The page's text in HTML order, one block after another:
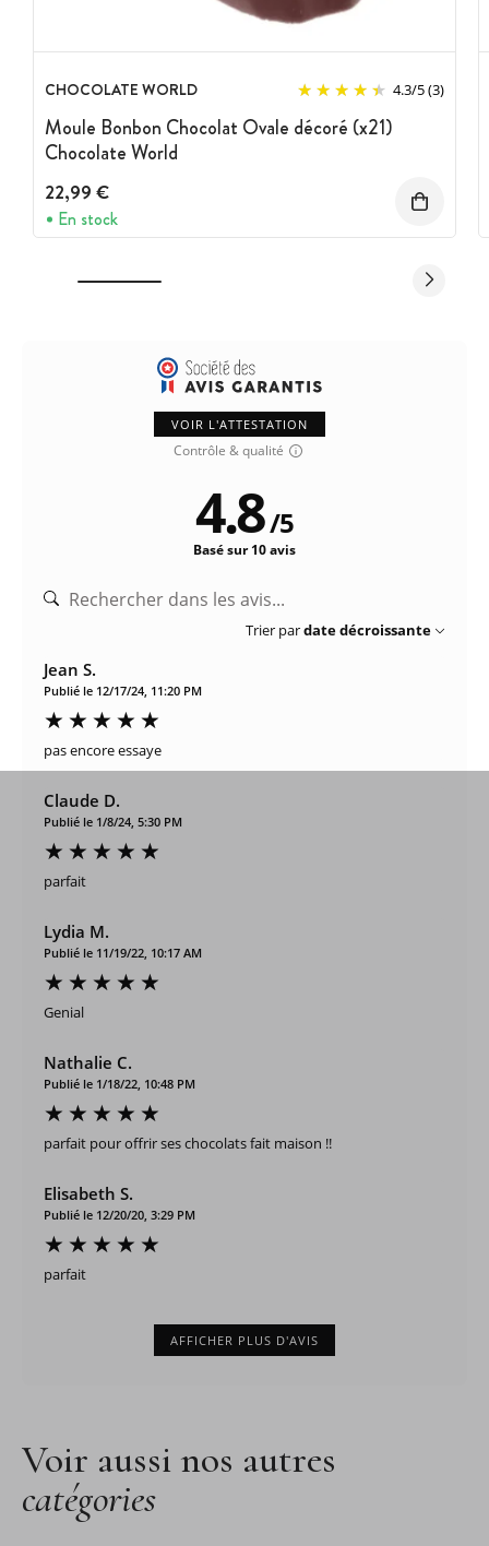
CHOCOLATE WORLD 4.3/5(3)
Moule Bonbon Chocolat Ovale décoré (x21)
Chocolate World
22,99 €
En stock
VOIR L'ATTESTATION
Contrôle & qualité
4.8/5
Basé sur 10 avis
Trier pardate décroissante
Jean S.
Publié le 12/17/24, 11:20 PM
pas encore essaye
Claude D.
Publié le 1/8/24, 5:30 PM
parfait
Lydia M.
Publié le 11/19/22, 10:17 AM
Genial
Nathalie C.
Publié le 1/18/22, 10:48 PM
parfait pour offrir ses chocolats fait maison !!
Elisabeth S.
Publié le 12/20/20, 3:29 PM
parfait
AFFICHER PLUS D'AVIS
Voir aussi nos autres
catégories